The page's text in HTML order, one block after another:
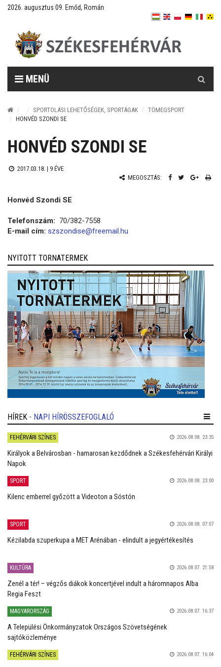
2026. augusztus 09. Emőd, Román
MENÜ
SPORTOLÁSI LEHETŐSÉGEK, SPORTÁGAK
TÖMEGSPORT
HONVÉD SZONDI SE
HONVÉD SZONDI SE
2017.03.18. | 9 ÉVE
MEGOSZTÁS:
Honvéd Szondi SE
Telefonszám: 70/382-7558
E-mail cím: szszondise@freemail.hu
NYITOTT TORNATERMEK
HÍREK - NAPI HÍRÖSSZEFOGLALÓ
FEHÉRVÁRI SZÍNES 2026.08.08. 23:35
Királyok a Belvárosban - hamarosan kezdődnek a Székesfehérvári Királyi
Napok
SPORT 2026.08.08. 23:00
Kilenc emberrel győzött a Videoton a Sóstón
SPORT 2026.08.08. 07:07
Kézilabda szuperkupa a MET Arénában - elindult a jegyértékesítés
KULTÚRA 2026.08.07. 21:58
Zenél a tér! – végzős diákok koncertjével indult a háromnapos Alba
Regia Feszt
MAGYARORSZÁG 2026.08.07. 16:37
A Települési Önkormányzatok Országos Szövetségének
sajtóközleménye
FEHÉRVÁRI SZÍNES 2026.08.07. 16:04